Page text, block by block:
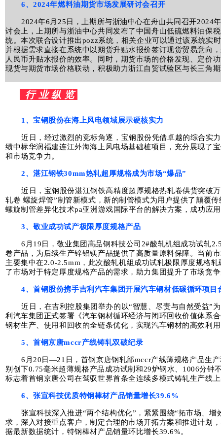
6、2024年燃料油期货市场发展研讨会召开
2024年6月25日，上期所与浙油中心在舟山共同召开2024
讨会上，上期所与浙油中心共同发布了中国舟山低硫燃料油保
统。本次联合设计推出pozz系统，相关企业可以通过该系统实
并根据需求直接在系统中以期货升贴水报价签订现货贸易意向
人民币升贴水报价的效率。同时，期货市场的价格发现、定价
现货与期货市场价格联动，积极助力浙江自贸试验区与长三角
行 业 纵 览
1、宝钢股份在海上风电领域展示硬核实力
近日，经过激烈的竞标角逐，宝钢股份凭借卓越的综合实
绩中标华润福建连江外海海上风电场基础桩项目，充分展现了
和市场竞争力。
2、湛江钢铁30mm热轧超厚规格成为市场“爆品”
近日，宝钢股份湛江钢铁高精度超厚规格热轧卷供货突破
轧卷 螺旋焊管”制管新模式，新的制管模式为用户提供了颠覆
螺旋制管差异化技术pa亚洲游戏国际平台的解决方案，成功应
3、敬业成功试产极限厚度规格产品
6月19日，敬业集团高品钢科技公司2#酸轧机组成功试轧
卷产品，为后续生产锌铝镁产品提供了高质量原料保障。当前
主要集中在2.0-2.5mm，此次酸轧机组成功试轧极限厚度规格
了市场对于特定厚度规格产品的需求，助力集团提升了市场竞
4、首钢股份携手吉利汽车集团开展汽车钢材低碳循环项目
近日，在吉利控股集团举办的以“智慧、尽责与自然受益”
利汽车集团正式签署《汽车钢材循环经济与闭环回收价值体系
钢材生产、使用和回收的全链条优化，实现汽车钢材的高效利
5、首钢京唐mccr产线铸轧双破纪录
6月20日—21日，首钢京唐钢轧部mccr产线薄规格产品生
别创下0.75毫米超薄规格产品成功试制和29炉钢水、1006分钟
标志着首钢京唐公司在驾驭世界首条全连续多模式铸轧生产线
6、张宣科技优质特钢棒材产品销量增长39.6%
张宣科技深入推进“两个结构优化”，紧紧围绕“拓市场、
求，深入对接重点客户，制定合理的市场开拓方案和推进计划
据最新数据统计，特钢棒材产品销量环比增长39.6%。